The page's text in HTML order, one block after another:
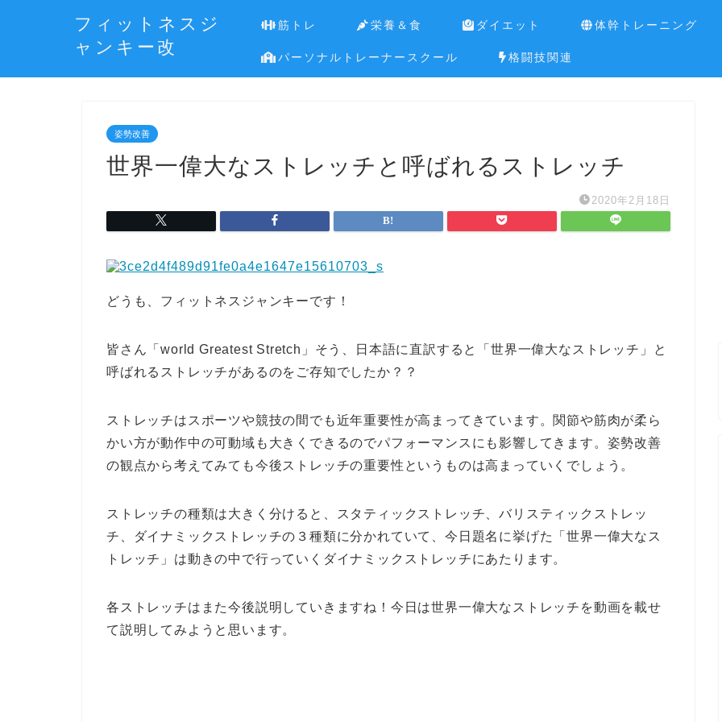
フィットネスジ
ャンキー改
筋トレ 栄養＆食 ダイエット 体幹トレーニング
パーソナルトレーナースクール 格闘技関連
姿勢改善
世界一偉大なストレッチと呼ばれるストレッチ
2020年2月18日
どうも、フィットネスジャンキーです！
皆さん「world Greatest Stretch」そう、日本語に直訳すると「世界一偉大なストレッチ」と
呼ばれるストレッチがあるのをご存知でしたか？？
ストレッチはスポーツや競技の間でも近年重要性が高まってきています。関節や筋肉が柔ら
かい方が動作中の可動域も大きくできるのでパフォーマンスにも影響してきます。姿勢改善
の観点から考えてみても今後ストレッチの重要性というものは高まっていくでしょう。
ストレッチの種類は大きく分けると、スタティックストレッチ、バリスティックストレッ
チ、ダイナミックストレッチの３種類に分かれていて、今日題名に挙げた「世界一偉大なス
トレッチ」は動きの中で行っていくダイナミックストレッチにあたります。
各ストレッチはまた今後説明していきますね！今日は世界一偉大なストレッチを動画を載せ
て説明してみようと思います。